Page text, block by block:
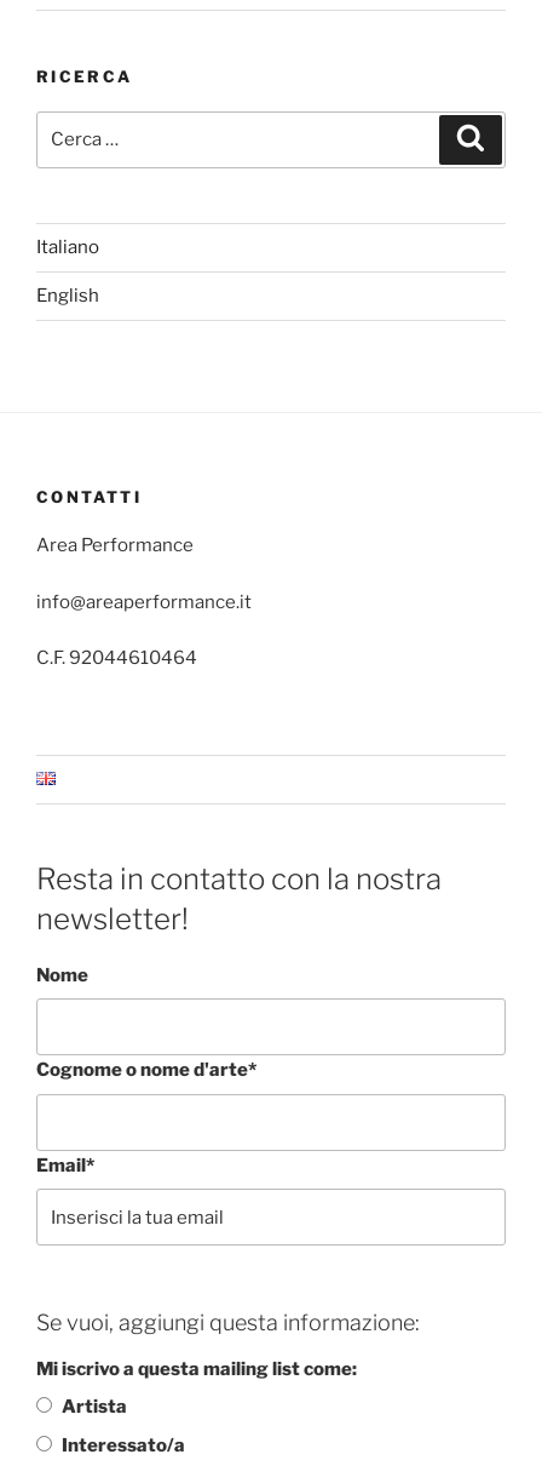
RICERCA
Italiano
English
CONTATTI
Area Performance
info@areaperformance.it
C.F. 92044610464
Resta in contatto con la nostra
newsletter!
Nome
Cognome o nome d'arte*
Email*
Se vuoi, aggiungi questa informazione:
Mi iscrivo a questa mailing list come:
Artista
Interessato/a